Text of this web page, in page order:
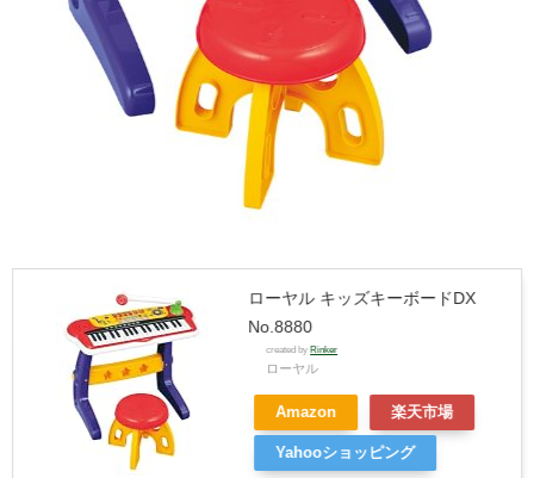
ローヤル キッズキーボードDX
No.8880
created byRinker
ローヤル
Amazon 楽天市場
Yahooショッピング